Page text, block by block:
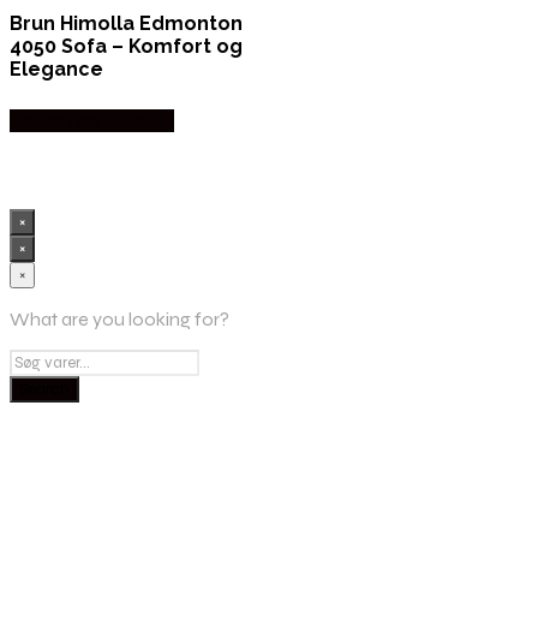
Brun Himolla Edmonton
4050 Sofa – Komfort og
Elegance
×
×
×
What are you looking for?